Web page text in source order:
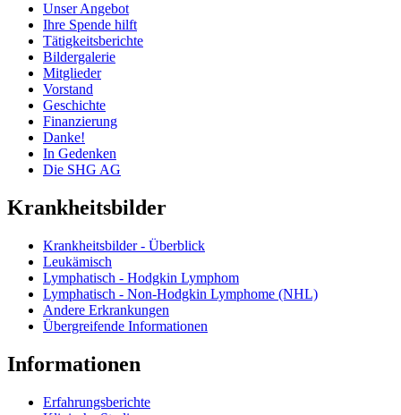
Unser Angebot
Ihre Spende hilft
Tätigkeitsberichte
Bildergalerie
Mitglieder
Vorstand
Geschichte
Finanzierung
Danke!
In Gedenken
Die SHG AG
Krankheitsbilder
Krankheitsbilder - Überblick
Leukämisch
Lymphatisch - Hodgkin Lymphom
Lymphatisch - Non-Hodgkin Lymphome (NHL)
Andere Erkrankungen
Übergreifende Informationen
Informationen
Erfahrungsberichte